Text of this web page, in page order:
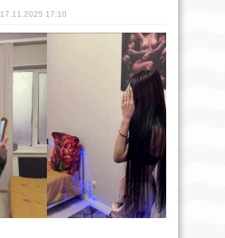
17.11.2025 17:10